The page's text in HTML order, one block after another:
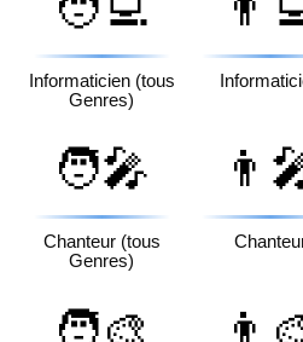
Informaticien (tous
Genres)
🧑‍🎤
Chanteur (tous
Genres)